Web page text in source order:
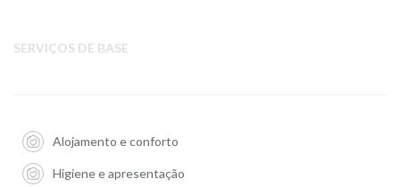
SERVIÇOS DE BASE
Alojamento e conforto
Higiene e apresentação